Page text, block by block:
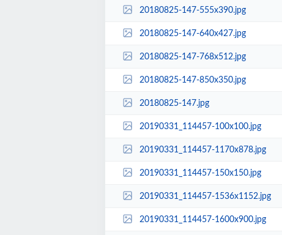
20180825-147-555x390.jpg
20180825-147-640x427.jpg
20180825-147-768x512.jpg
20180825-147-850x350.jpg
20180825-147.jpg
20190331_114457-100x100.jpg
20190331_114457-1170x878.jpg
20190331_114457-150x150.jpg
20190331_114457-1536x1152.jpg
20190331_114457-1600x900.jpg